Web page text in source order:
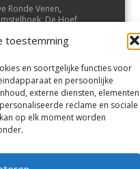
toestemming
en soortgelijke functies voor
en persoonlijke
externe diensten, elementen
reclame en sociale
op elk moment worden
Ronde Venen,
,De Hoef,
,Waverveen
enDe Kwakel.
uitgaven